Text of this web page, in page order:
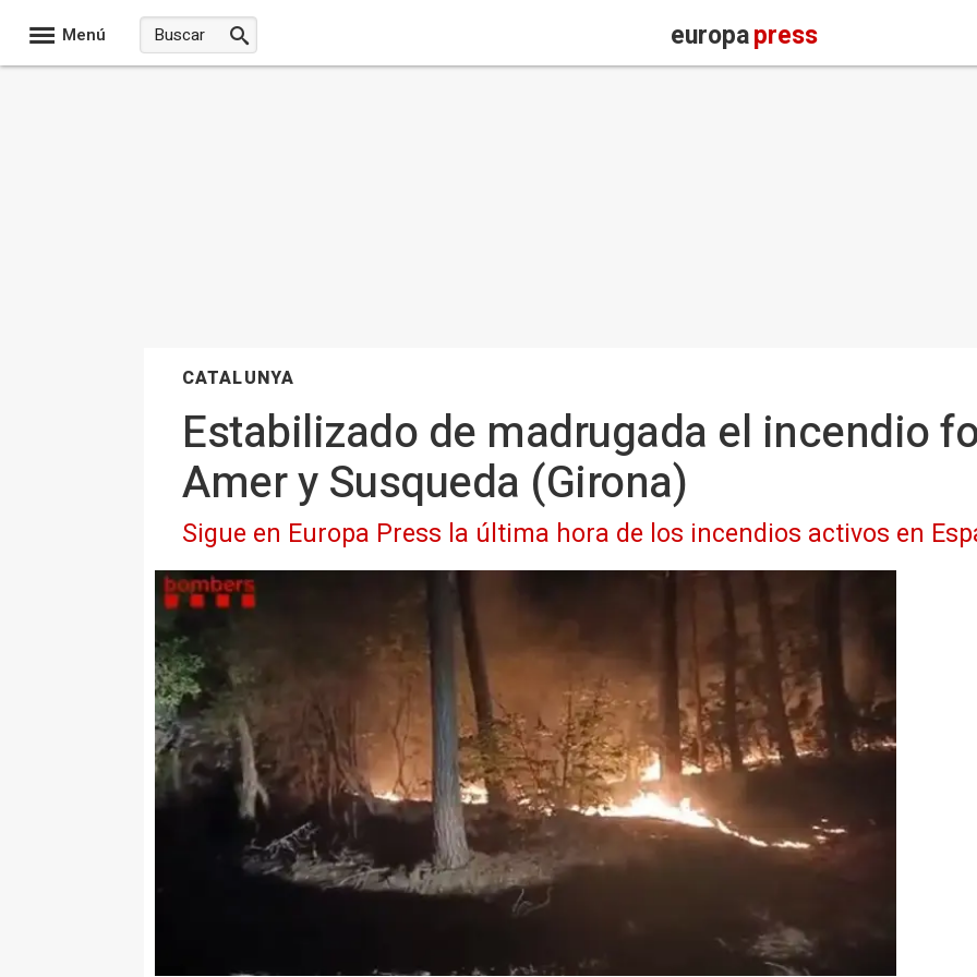
Menú europapress
CATALUNYA
Estabilizado de madrugada el incendio
Amer y Susqueda (Girona)
Sigue en Europa Press la última hora de los incendios activos en